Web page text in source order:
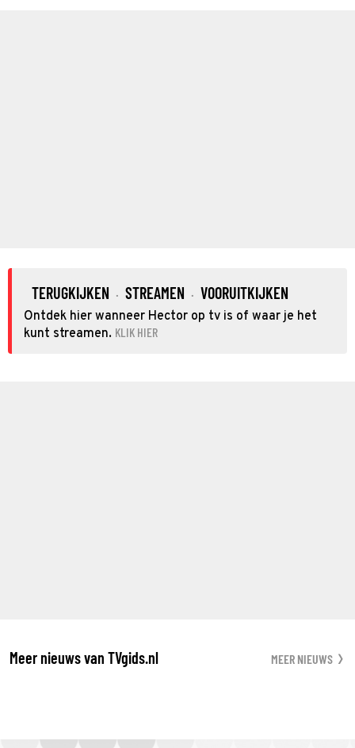
TERUGKIJKEN · STREAMEN · VOORUITKIJKEN
Ontdek hier wanneer Hector op tv is of waar je het
kunt streamen. KLIK HIER
Meer nieuws van TVgids.nl MEER NIEUWS